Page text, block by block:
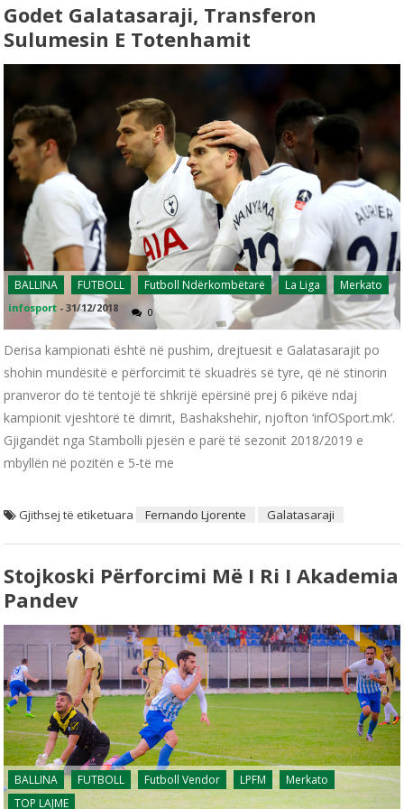
Godet Galatasaraji, Transferon
Sulumesin E Totenhamit
BALLINA FUTBOLL Futboll Ndërkombëtarë La Liga Merkato
infosport -31/12/2018 0
Derisa kampionati është në pushim, drejtuesit e Galatasarajit po
shohin mundësitë e përforcimit të skuadrës së tyre, që në stinorin
pranveror do të tentojë të shkrijë epërsinë prej 6 pikëve ndaj
kampionit vjeshtorë të dimrit, Bashakshehir, njofton ‘infOSport.mk’.
Gjigandët nga Stambolli pjesën e parë të sezonit 2018/2019 e
mbyllën në pozitën e 5-të me
Gjithsej të etiketuara Fernando Ljorente Galatasaraji
Stojkoski Përforcimi Më I Ri I Akademia
Pandev
BALLINA FUTBOLL Futboll Vendor LPFM
Merkato
TOP LAJME